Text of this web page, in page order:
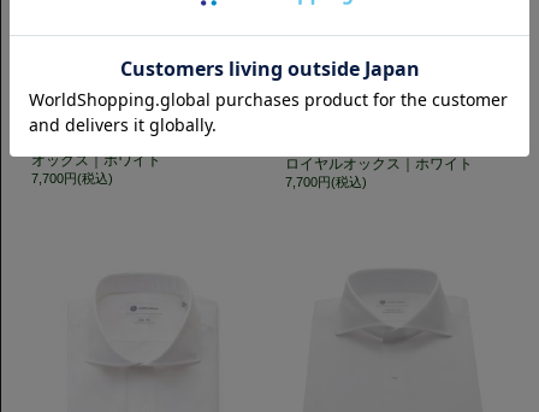
スリムフィット
オックス｜ホワイト
7,700円(税込)
ロイヤルオックス｜ホワイト
7,700円(税込)